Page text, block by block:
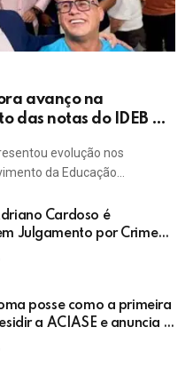
avanço na
das notas do IDEB da
evolução nos
da Educação…
Cardoso é
Julgamento por Crime
posse como a primeira
a ACIASE e anuncia a
Prêmio Destaque